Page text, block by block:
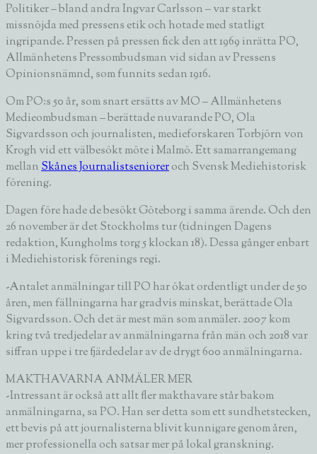
Politiker – bland andra Ingvar Carlsson – var starkt
missnöjda med pressens etik och hotade med statligt
ingripande. Pressen på pressen fick den att 1969 inrätta PO,
Allmänhetens Pressombudsman vid sidan av Pressens
Opinionsnämnd, som funnits sedan 1916.
Om PO:s 50 år, som snart ersätts av MO – Allmänhetens
Medieombudsman – berättade nuvarande PO, Ola
Sigvardsson och journalisten, medieforskaren Torbjörn von
Krogh vid ett välbesökt möte i Malmö. Ett samarrangemang
mellanSkånes Journalistsenioreroch Svensk Mediehistorisk
förening.
Dagen före hade de besökt Göteborg i samma ärende. Och den
26 november är det Stockholms tur (tidningen Dagens
redaktion, Kungholms torg 5 klockan 18). Dessa gånger enbart
i Mediehistorisk förenings regi.
-Antalet anmälningar till PO har ökat ordentligt under de 50
åren, men fällningarna har gradvis minskat, berättadeOla
Sigvardsson. Och det är mest män som anmäler. 2007 kom
kring två tredjedelar av anmälningarna från män och 2018 var
siffran uppe i tre fjärdedelar av de drygt 600 anmälningarna.
MAKTHAVARNA ANMÄLER MER
-Intressant är också att allt fler makthavare står bakom
anmälningarna, sa PO. Han ser detta som ett sundhetstecken,
ett bevis på att journalisterna blivit kunnigare genom åren,
mer professionella och satsar mer på lokal granskning.